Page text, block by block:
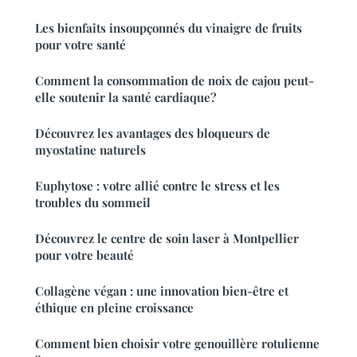
Les bienfaits insoupçonnés du vinaigre de fruits
pour votre santé
Comment la consommation de noix de cajou peut-
elle soutenir la santé cardiaque?
Découvrez les avantages des bloqueurs de
myostatine naturels
Euphytose : votre allié contre le stress et les
troubles du sommeil
Découvrez le centre de soin laser à Montpellier
pour votre beauté
Collagène végan : une innovation bien-être et
éthique en pleine croissance
Comment bien choisir votre genouillère rotulienne